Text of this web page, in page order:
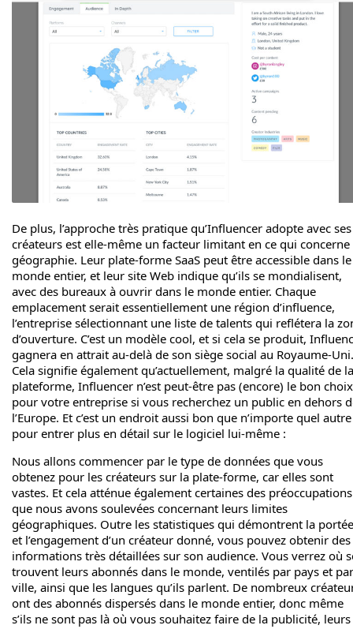
De plus, l’approche très pratique qu’Influencer adopte avec ses
créateurs est elle-même un facteur limitant en ce qui concerne
géographie. Leur plate-forme SaaS peut être accessible dans le
monde entier, et leur site Web indique qu’ils se mondialisent,
avec des bureaux à ouvrir dans le monde entier. Chaque
emplacement serait essentiellement une région d’influence,
l’entreprise sélectionnant une liste de talents qui reflétera la
d’ouverture. C’est un modèle cool, et si cela se produit,
gagnera en attrait au-delà de son siège social au Royaume-Uni.
Cela signifie également qu’actuellement, malgré la qualité de la
plateforme, Influencer n’est peut-être pas (encore) le bon choix
pour votre entreprise si vous recherchez un public en dehors
l’Europe. Et c’est un endroit aussi bon que n’importe quel autre
pour entrer plus en détail sur le logiciel lui-même :
Nous allons commencer par le type de données que vous
obtenez pour les créateurs sur la plate-forme, car elles sont
vastes. Et cela atténue également certaines des préoccupations
que nous avons soulevées concernant leurs limites
géographiques. Outre les statistiques qui démontrent la portée
et l’engagement d’un créateur donné, vous pouvez obtenir des
informations très détaillées sur son audience. Vous verrez où
trouvent leurs abonnés dans le monde, ventilés par pays et par
ville, ainsi que les langues qu’ils parlent. De nombreux
ont des abonnés dispersés dans le monde entier, donc même
s’ils ne sont pas là où vous souhaitez faire de la publicité, leurs